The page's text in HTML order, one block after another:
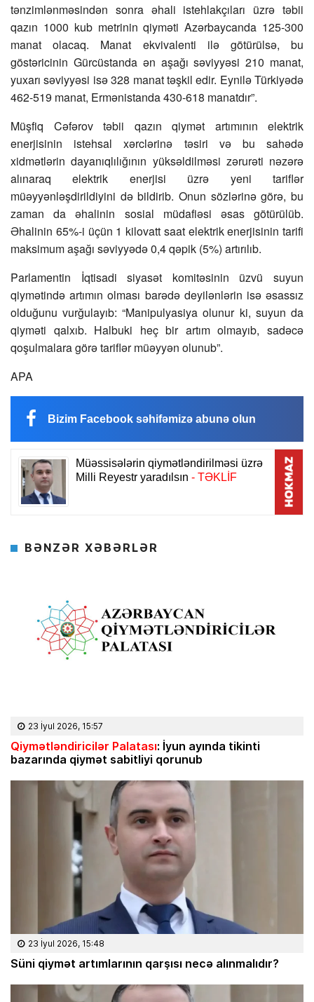
tənzimlənməsindən sonra əhali istehlakçıları üzrə təbii
qazın 1000 kub metrinin qiyməti Azərbaycanda 125-300
manat olacaq. Manat ekvivalenti ilə götürülsə, bu
göstəricinin Gürcüstanda ən aşağı səviyyəsi 210 manat,
yuxarı səviyyəsi isə 328 manat təşkil edir. Eynilə Türkiyədə
462-519 manat, Ermənistanda 430-618 manatdır”.
Müşfiq Cəfərov təbii qazın qiymət artımının elektrik
enerjisinin istehsal xərclərinə təsiri və bu sahədə
xidmətlərin dayanıqlılığının yüksəldilməsi zərurəti nəzərə
alınaraq elektrik enerjisi üzrə yeni tariflər
müəyyənləşdirildiyini də bildirib. Onun sözlərinə görə, bu
zaman da əhalinin sosial müdafiəsi əsas götürülüb.
Əhalinin 65%-i üçün 1 kilovatt saat elektrik enerjisinin tarifi
maksimum aşağı səviyyədə 0,4 qəpik (5%) artırılıb.
Parlamentin İqtisadi siyasət komitəsinin üzvü suyun
qiymətində artımın olması barədə deyilənlərin isə əsassız
olduğunu vurğulayıb: “Manipulyasiya olunur ki, suyun da
qiyməti qalxıb. Halbuki heç bir artım olmayıb, sadəcə
qoşulmalara görə tariflər müəyyən olunub”.
APA
Bizim Facebook səhifəmizə abunə olun
BƏNZƏR XƏBƏRLƏR
23 İyul 2026, 15:57
Qiymətləndiricilər Palatası: İyun ayında tikinti
bazarında qiymət sabitliyi qorunub
23 İyul 2026, 15:48
Süni qiymət artımlarının qarşısı necə alınmalıdır?